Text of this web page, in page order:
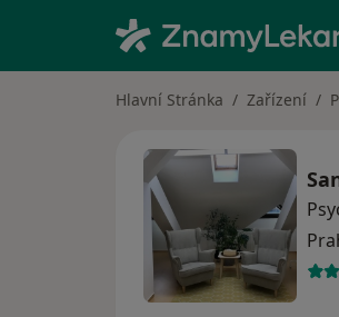
Hlavní Stránka Zařízení